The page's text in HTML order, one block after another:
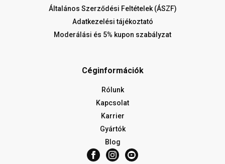
Általános Szerződési Feltételek (ÁSZF)
Adatkezelési tájékoztató
Moderálási és 5% kupon szabályzat
Céginformációk
Rólunk
Kapcsolat
Karrier
Gyártók
Blog